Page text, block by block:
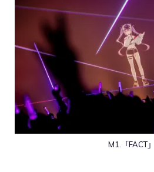
M1.「FACT」